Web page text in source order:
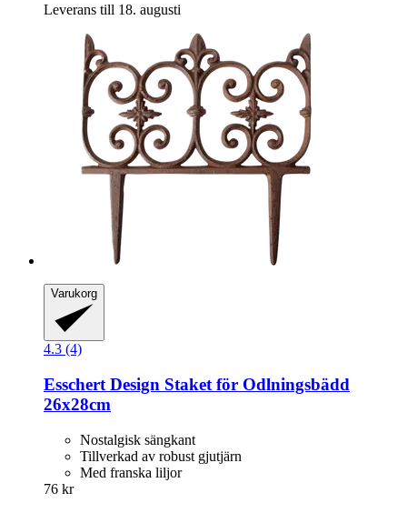
Leverans till 18. augusti
Varukorg
4.3 (4)
Esschert Design Staket för Odlningsbädd
26x28cm
Nostalgisk sängkant
Tillverkad av robust gjutjärn
Med franska liljor
76 kr